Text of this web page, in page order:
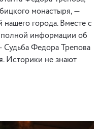
монастыря, —
города. Вместе с
полной информации об
Судьба Федора Трепова
Историки не знают